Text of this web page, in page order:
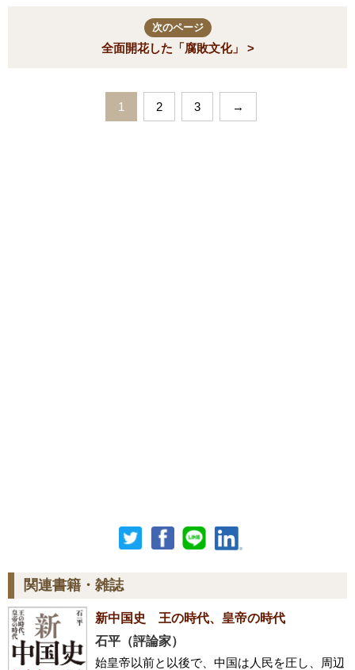
次のページ
全面開花した「腐敗文化」 >
1 2 3 →
関連書籍・雑誌
新中国史 王の時代、皇帝の時代
石平（評論家）
始皇帝以前と以後で、中国は人民を圧し、周辺